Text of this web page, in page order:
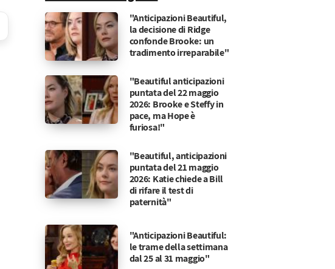
"Anticipazioni Beautiful,
la decisione di Ridge
confonde Brooke: un
tradimento irreparabile"
"Beautiful anticipazioni
puntata del 22 maggio
2026: Brooke e Steffy in
pace, ma Hope è
furiosa!"
"Beautiful, anticipazioni
puntata del 21 maggio
2026: Katie chiede a Bill
di rifare il test di
paternità"
"Anticipazioni Beautiful:
le trame della settimana
dal 25 al 31 maggio"